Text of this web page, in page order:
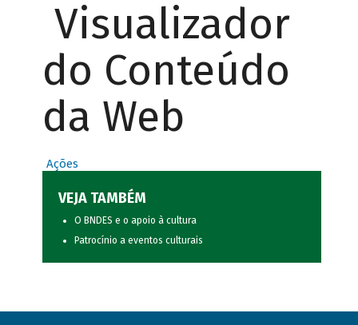
Visualizador
do Conteúdo
da Web
Ações
VEJA TAMBÉM
O BNDES e o apoio à cultura
Patrocínio a eventos culturais